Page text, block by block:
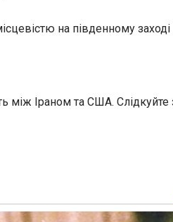
на південному заході
між Іраном та США.